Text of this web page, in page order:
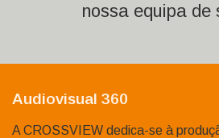
nossa equipa de
Audiovisual 360
A CROSSVIEW dedica-se à